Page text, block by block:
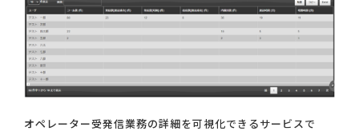
オペレーター受発信業務の詳細を可視化できるサービスで